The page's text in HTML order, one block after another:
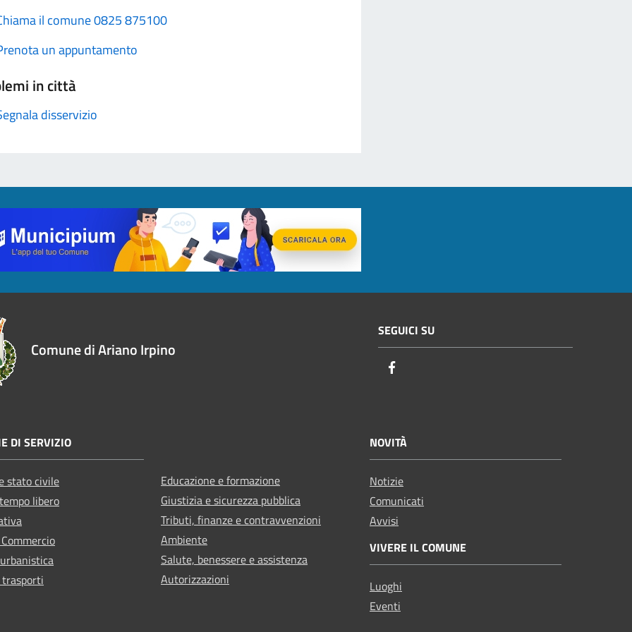
il comune 0825 875100
un appuntamento
in città
disservizio
Comune di Ariano Irpino
SEGUICI SU
DI SERVIZIO
stato civile
libero
Educazione e formazione
Giustizia e sicurezza pubblica
Tributi, finanze e contravvenzioni
Ambiente
Salute, benessere e assistenza
Autorizzazioni
NOVITÀ
Notizie
Comunicati
Avvisi
VIVERE IL COMUNE
Luoghi
Eventi